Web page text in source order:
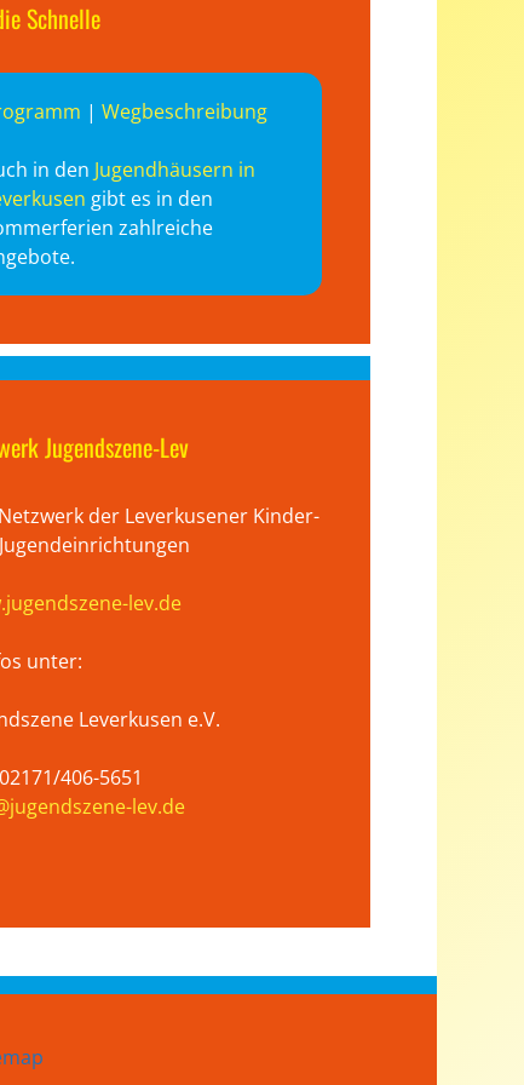
Schnelle
| Wegbeschreibung
in den Jugendhäusern in
gibt es in den
zahlreiche
Jugendszene-Lev
der Leverkusener Kinder-
lev.de
unter:
Leverkusen e.V.
406-5651
lev.de